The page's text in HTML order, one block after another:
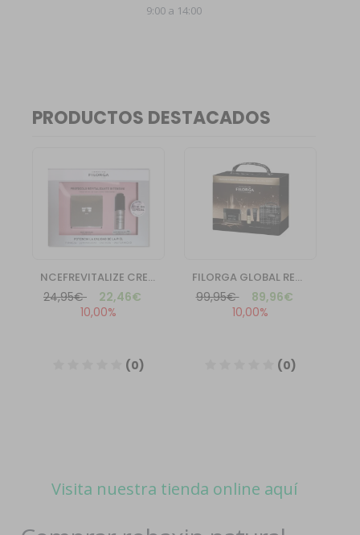
9:00 a 14:00
Visita nuestra tienda online aquí